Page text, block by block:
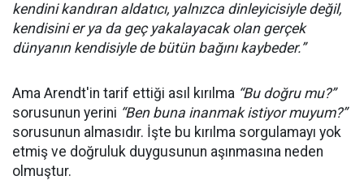
kendini kandıran aldatıcı, yalnızca dinleyicisiyle değil,
kendisini er ya da geç yakalayacak olan gerçek
dünyanın kendisiyle de bütün bağını kaybeder.”
Ama Arendt'in tarif ettiği asıl kırılma “Bu doğru mu?”
sorusunun yerini “Ben buna inanmak istiyor muyum?”
sorusunun almasıdır. İşte bu kırılma sorgulamayı yok
etmiş ve doğruluk duygusunun aşınmasına neden
olmuştur.